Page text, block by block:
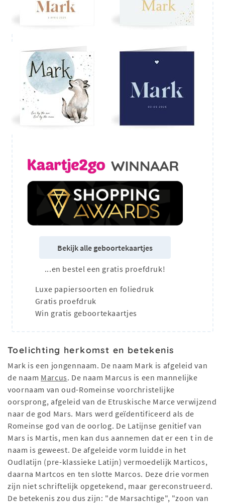
Bekijk alle geboortekaartjes
...en bestel een gratis proefdruk!
Luxe papiersoorten en foliedruk
Gratis proefdruk
Win gratis geboortekaartjes
Toelichting herkomst en betekenis
Mark is een jongennaam. De naam Mark is afgeleid van
de naam Marcus. De naam Marcus is een mannelijke
voornaam van oud-Romeinse voorchristelijke
oorsprong, afgeleid van de Etruskische Marce verwijzend
naar de god Mars. Mars werd geïdentificeerd als de
Romeinse god van de oorlog. De Latijnse genitief van
Mars is Martis, men kan dus aannemen dat er een t in de
naam is geweest. De afgeleide vorm luidde in het
Oudlatijn (pre-klassieke Latijn) vermoedelijk Marticos,
daarna Martcos en ten slotte Marcos. Deze drie vormen
zijn niet schriftelijk opgetekend, maar gereconstrueerd.
De betekenis zou dus zijn: "de Marsachtige", "zoon van